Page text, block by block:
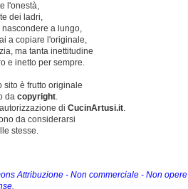
l'onestà,
dei ladri,
a lungo,
a copiare l'originale,
ma tanta inettitudine
e inetto per sempre.
sito è frutto originale
da copyright.
di CucinArtusi.it.
da considerarsi
stesse.
Attribuzione - Non commerciale - Non opere
.